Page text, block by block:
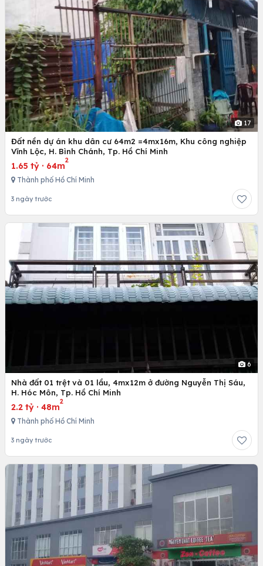
17
Đất nền dự án khu dân cư 64m2 =4mx16m, Khu công nghiệp
Vĩnh Lộc, H. Bình Chánh, Tp. Hồ Chí Minh
1.65 tỷ · 64m
2
Thành phố Hồ Chí Minh
3 ngày trước
6
Nhà đất 01 trệt và 01 lầu, 4mx12m ở đường Nguyễn Thị Sáu,
H. Hóc Môn, Tp. Hồ Chí Minh
2.2 tỷ · 48m
2
Thành phố Hồ Chí Minh
3 ngày trước